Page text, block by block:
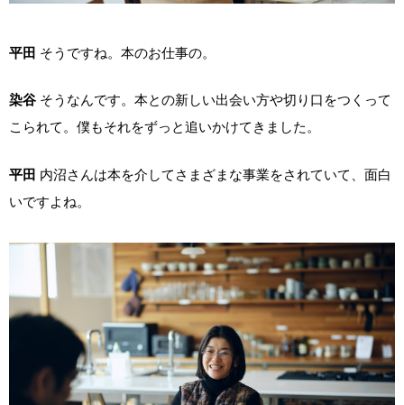
平田 そうですね。本のお仕事の。
染谷 そうなんです。本との新しい出会い方や切り口をつくって
こられて。僕もそれをずっと追いかけてきました。
平田 内沼さんは本を介してさまざまな事業をされていて、面白
いですよね。